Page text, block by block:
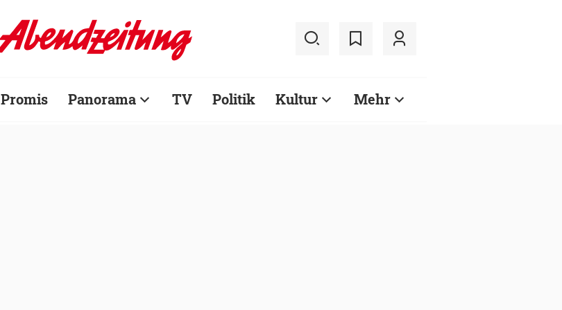
Promis Panorama TV Politik Kultur Mehr